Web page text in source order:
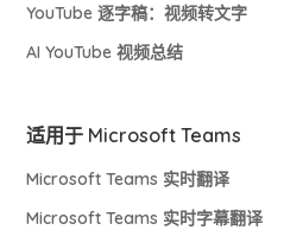
YouTube 逐字稿：视频转文字
AI YouTube 视频总结
适用于 Microsoft Teams
Microsoft Teams 实时翻译
Microsoft Teams 实时字幕翻译